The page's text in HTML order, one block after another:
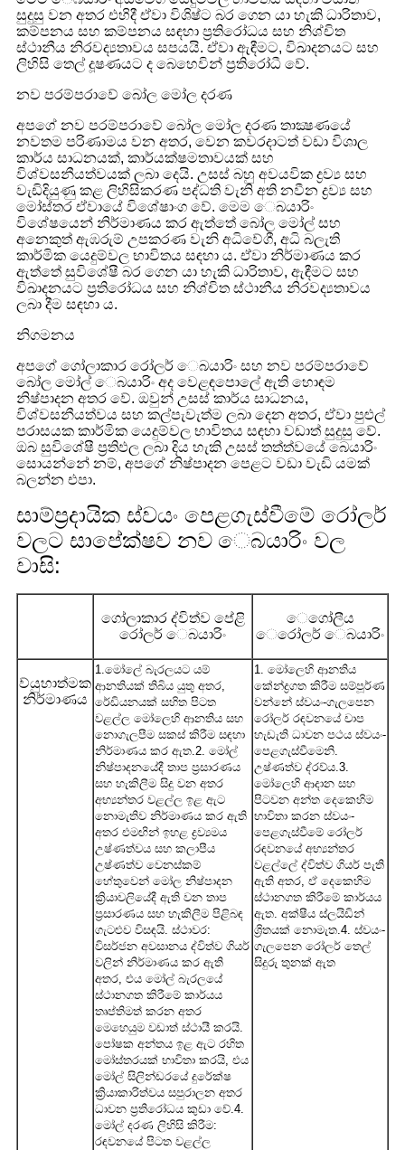
සුදුසු වන අතර එහිදී ඒවා විශිෂ්ට බර ගෙන යා හැකි ධාරිතාව,
කම්පනය සහ කම්පනය සඳහා ප්‍රතිරෝධය සහ නිශ්චිත
ස්ථානීය නිරවද්‍යතාවය සපයයි. ඒවා ඇඳීමට, විඛාදනයට සහ
ලිහිසි තෙල් දූෂණයට ද බෙහෙවින් ප්‍රතිරෝධී වේ.
නව පරම්පරාවේ බෝල මෝල දරණ
අපගේ නව පරම්පරාවේ බෝල මෝල දරණ තාක්‍ෂණයේ
නවතම පරිණාමය වන අතර, වෙන කවරදාටත් වඩා විශාල
කාර්ය සාධනයක්, කාර්යක්ෂමතාවයක් සහ
විශ්වසනීයත්වයක් ලබා දෙයි. උසස් බහු අවයවික ද්‍රව්‍ය සහ
වැඩිදියුණු කළ ලිහිසිකරණ පද්ධති වැනි අති නවීන ද්‍රව්‍ය සහ
මෝස්තර ඒවායේ විශේෂාංග වේ. මෙම ෙබයාරිං
විශේෂයෙන් නිර්මාණය කර ඇත්තේ බෝල මෝල් සහ
අනෙකුත් ඇඹරුම් උපකරණ වැනි අධිවේගී, අධි බලැති
කාර්මික යෙදුම්වල භාවිතය සඳහා ය. ඒවා නිර්මාණය කර
ඇත්තේ සුවිශේෂී බර ගෙන යා හැකි ධාරිතාව, ඇඳීමට සහ
විඛාදනයට ප්‍රතිරෝධය සහ නිශ්චිත ස්ථානීය නිරවද්‍යතාවය
ලබා දීම සඳහා ය.
නිගමනය
අපගේ ගෝලාකාර රෝලර් ෙබයාරිං සහ නව පරම්පරාවේ
බෝල මෝල් ෙබයාරිං අද වෙළඳපොලේ ඇති හොඳම
නිෂ්පාදන අතර වේ. ඔවුන් උසස් කාර්ය සාධනය,
විශ්වසනීයත්වය සහ කල්පැවැත්ම ලබා දෙන අතර, ඒවා පුළුල්
පරාසයක කාර්මික යෙදුම්වල භාවිතය සඳහා වඩාත් සුදුසු වේ.
ඔබ සුවිශේෂී ප්‍රතිඵල ලබා දිය හැකි උසස් තත්ත්වයේ බෙයාරිං
සොයන්නේ නම්, අපගේ නිෂ්පාදන පෙළට වඩා වැඩි යමක්
බලන්න එපා.
සාම්ප්‍රදායික ස්වයං පෙළගැස්වීමේ රෝලර්
වලට සාපේක්ෂව නව ෙබයාරිං වල
වාසි:
ගෝලාකාර ද්විත්ව පේළි
රෝලර් ෙබයාරිං
ෙගෝලීය
ෙරෝලර් ෙබයාරිං
ව්යුහාත්මක
නිර්මාණය
1.මෝලේ බැරලයට යම්
ආනතියක් තිබිය යුතු අතර,
රේඩියනයක් සහිත පිටත
වළල්ල මෝලෙහි ආනතිය සහ
නොගැලපීම සකස් කිරීම සඳහා
නිර්මාණය කර ඇත.2. මෝල්
නිෂ්පාදනයේදී තාප ප්‍රසාරණය
සහ හැකිලීම සිදු වන අතර
අභ්‍යන්තර වළල්ල ඉළ ඇට
නොමැතිව නිර්මාණය කර ඇති
අතර එමඟින් ඉහළ ද්‍රව්‍යමය
උෂ්ණත්වය සහ කලාපීය
උෂ්ණත්ව වෙනස්කම්
හේතුවෙන් මෝල නිෂ්පාදන
ක්‍රියාවලියේදී ඇති වන තාප
ප්‍රසාරණය සහ හැකිලීම පිළිබඳ
ගැටළුව විසඳයි. ස්ථාවර:
විසර්ජන අවසානය ද්විත්ව ගියර්
වලින් නිර්මාණය කර ඇති
අතර, එය මෝල් බැරලයේ
ස්ථානගත කිරීමේ කාර්යය
තෘප්තිමත් කරන අතර
මෙහෙයුම වඩාත් ස්ථායී කරයි.
පෝෂක අන්තය ඉළ ඇට රහිත
මෝස්තරයක් භාවිතා කරයි, එය
මෝල් සිලින්ඩරයේ දුරේක්ෂ
ක්‍රියාකාරිත්වය සපුරාලන අතර
ධාවන ප්‍රතිරෝධය කුඩා වේ.4.
මෝල් දරණ ලිහිසි කිරීම:
රඳවනයේ පිටත වළල්ල
1. මෝලෙහි ආනතිය
කේන්ද්‍රගත කිරීම සම්පූර්ණ
වන්නේ ස්වයං-ගැලපෙන
රෝලර් රඳවනයේ චාප
හැඩැති ධාවන පථය ස්වයං-
පෙළගැස්වීමෙනි.
උෂ්ණත්ව ද්රව්ය.3.
මෝලෙහි ආදාන සහ
පිටවන අන්ත දෙකෙහිම
භාවිතා කරන ස්වයං-
පෙළගැස්වීමේ රෝලර්
රඳවනයේ අභ්‍යන්තර
වළල්ලේ ද්විත්ව ගියර් පැති
ඇති අතර, ඒ දෙකෙහිම
ස්ථානගත කිරීමේ කාර්යය
ඇත. අක්ෂීය ස්ලයිඩින්
ශ්‍රිතයක් නොමැත.4. ස්වයං-
ගැලපෙන රෝලර් තෙල්
සිදුරු තුනක් ඇත